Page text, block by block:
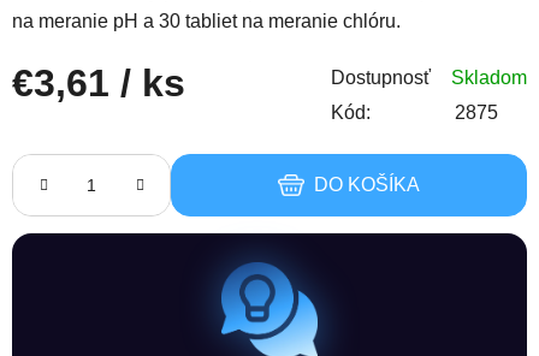
na meranie pH a 30 tabliet na meranie chlóru.
€3,61 / ks Dostupnosť
Skladom
Kód:
2875
DO KOŠÍKA